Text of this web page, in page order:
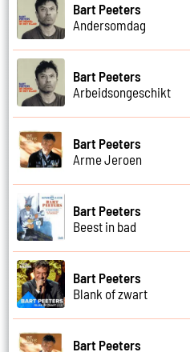
Bart Peeters
Andersomdag
Bart Peeters
Arbeidsongeschikt
Bart Peeters
Arme Jeroen
Bart Peeters
Beest in bad
Bart Peeters
Blank of zwart
Bart Peeters